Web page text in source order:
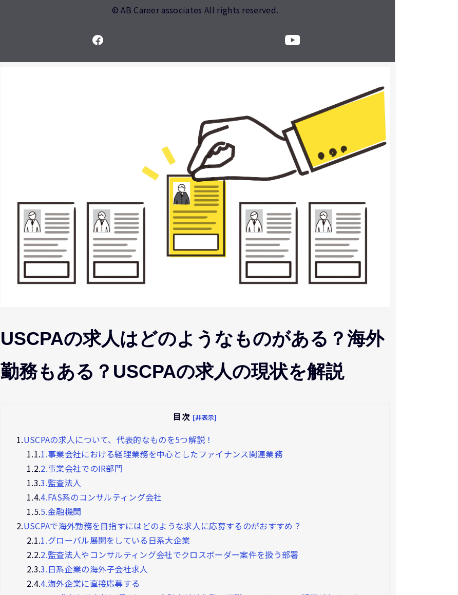
© AB Career associates All rights reserved.
USCPAの求人はどのようなものがある？海外
勤務もある？USCPAの求人の現状を解説
目次 [非表示]
1.USCPAの求人について、代表的なものを5つ解説！
1.1.1.事業会社における経理業務を中心としたファイナンス関連業務
1.2.2.事業会社でのIR部門
1.3.3.監査法人
1.4.4.FAS系のコンサルティング会社
1.5.5.金融機関
2.USCPAで海外勤務を目指すにはどのような求人に応募するのがおすすめ？
2.1.1.グローバル展開をしている日系大企業
2.2.2.監査法人やコンサルティング会社でクロスボーダー案件を扱う部署
2.3.3.日系企業の海外子会社求人
2.4.4.海外企業に直接応募する